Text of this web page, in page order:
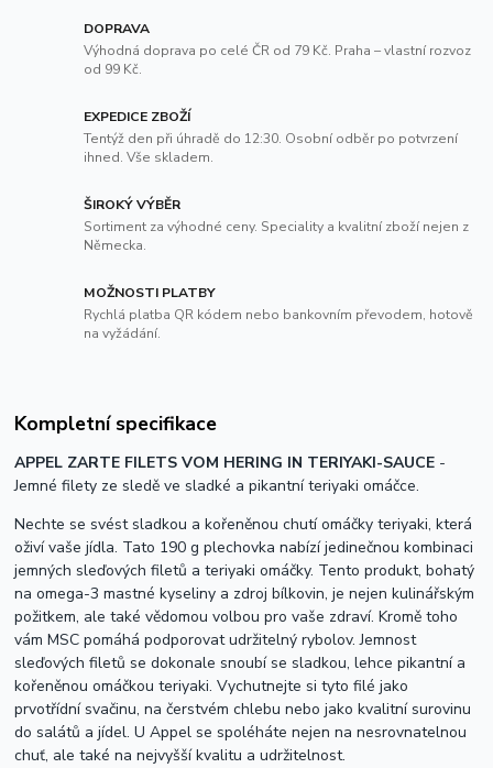
DOPRAVA
Výhodná doprava po celé ČR od 79 Kč. Praha – vlastní rozvoz
od 99 Kč.
EXPEDICE ZBOŽÍ
Tentýž den při úhradě do 12:30. Osobní odběr po potvrzení
ihned. Vše skladem.
ŠIROKÝ VÝBĚR
Sortiment za výhodné ceny. Speciality a kvalitní zboží nejen z
Německa.
MOŽNOSTI PLATBY
Rychlá platba QR kódem nebo bankovním převodem, hotově
na vyžádání.
Kompletní specifikace
APPEL ZARTE FILETS VOM HERING IN TERIYAKI-SAUCE -
Jemné filety ze sledě ve sladké a pikantní teriyaki omáčce.
Nechte se svést sladkou a kořeněnou chutí omáčky teriyaki, která
oživí vaše jídla. Tato 190 g plechovka nabízí jedinečnou kombinaci
jemných sleďových filetů a teriyaki omáčky. Tento produkt, bohatý
na omega-3 mastné kyseliny a zdroj bílkovin, je nejen kulinářským
požitkem, ale také vědomou volbou pro vaše zdraví. Kromě toho
vám MSC pomáhá podporovat udržitelný rybolov. Jemnost
sleďových filetů se dokonale snoubí se sladkou, lehce pikantní a
kořeněnou omáčkou teriyaki. Vychutnejte si tyto filé jako
prvotřídní svačinu, na čerstvém chlebu nebo jako kvalitní surovinu
do salátů a jídel. U Appel se spoléháte nejen na nesrovnatelnou
chuť, ale také na nejvyšší kvalitu a udržitelnost.